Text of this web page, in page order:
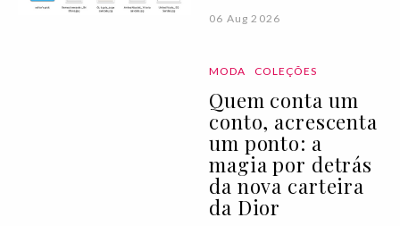
06 Aug 2026
MODA COLEÇÕES
Quem conta um
conto, acrescenta
um ponto: a
magia por detrás
da nova carteira
da Dior